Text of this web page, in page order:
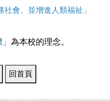
社會、並增進人類福祉」
為本校的理念。